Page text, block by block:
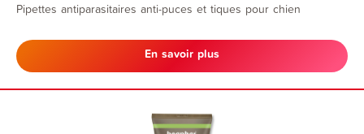
Pipettes antiparasitaires anti-puces et tiques pour chien
En savoir plus